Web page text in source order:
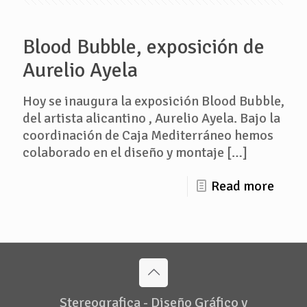
Blood Bubble, exposición de
Aurelio Ayela
Hoy se inaugura la exposición Blood Bubble,
del artista alicantino , Aurelio Ayela. Bajo la
coordinación de Caja Mediterráneo hemos
colaborado en el diseño y montaje […]
Read more
Stereografica - Diseño Gráfico y